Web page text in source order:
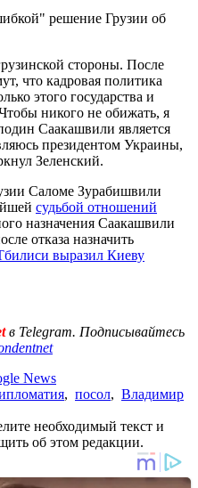
решение Грузии об
стороны. После
что кадровая политика
этого государства и
никого не обижать, я
Саакашвили является
президентом Украины,
Зеленский.
Саломе Зурабишвили
судьбой отношений
назначения Саакашвили
отказа назначить
выразил Киеву
в Telegram. Подписывайтесь
News
, посол, Владимир
необходимый текст и
об этом редакции.